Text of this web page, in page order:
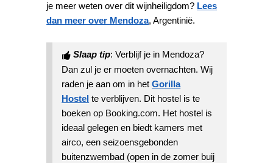
je meer weten over dit wijnheiligdom? Lees
dan meer over Mendoza, Argentinië.
Slaap tip: Verblijf je in Mendoza?
Dan zul je er moeten overnachten. Wij
raden je aan om in hetGorilla
Hostel te verblijven. Dit hostel is te
boeken op Booking.com. Het hostel is
ideaal gelegen en biedt kamers met
airco, een seizoensgebonden
buitenzwembad (open in de zomer buij